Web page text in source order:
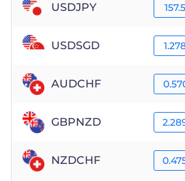
USDJPY
USDSGD
AUDCHF
GBPNZD
NZDCHF